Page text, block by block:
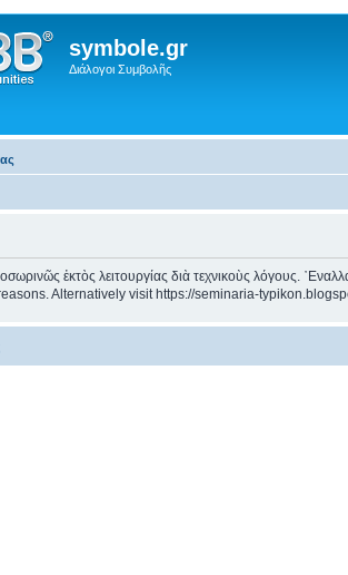
symbole.gr
Διάλογοι Συμβολῆς
ἐκτὸς λειτουργίας διὰ τεχνικοὺς λόγους.
Alternatively visit https://seminaria-